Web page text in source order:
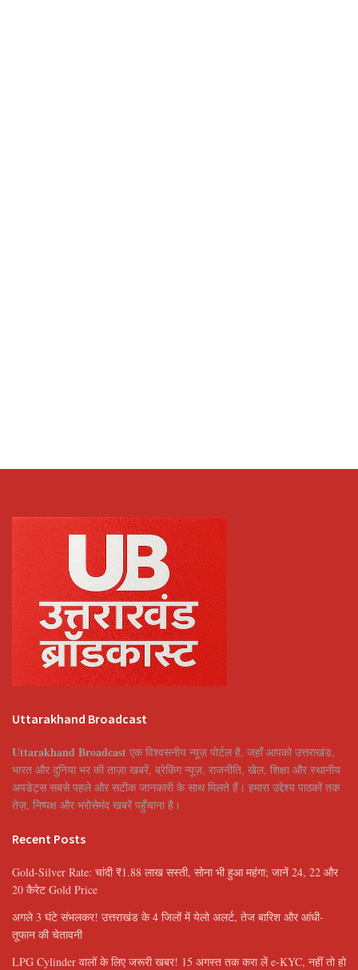
Uttarakhand Broadcast
Uttarakhand Broadcast एक विश्वसनीय न्यूज़ पोर्टल है, जहाँ आपको उत्तराखंड,
भारत और दुनिया भर की ताज़ा खबरें, ब्रेकिंग न्यूज़, राजनीति, खेल, शिक्षा और स्थानीय
अपडेट्स सबसे पहले और सटीक जानकारी के साथ मिलते हैं। हमारा उद्देश्य पाठकों तक
तेज़, निष्पक्ष और भरोसेमंद खबरें पहुँचाना है।
Recent Posts
Gold-Silver Rate: चांदी ₹1.88 लाख सस्ती, सोना भी हुआ महंगा; जानें 24, 22 और
20 कैरेट Gold Price
अगले 3 घंटे संभलकर! उत्तराखंड के 4 जिलों में येलो अलर्ट, तेज बारिश और आंधी-
तूफान की चेतावनी
LPG Cylinder वालों के लिए जरूरी खबर! 15 अगस्त तक करा लें e-KYC, नहीं तो हो